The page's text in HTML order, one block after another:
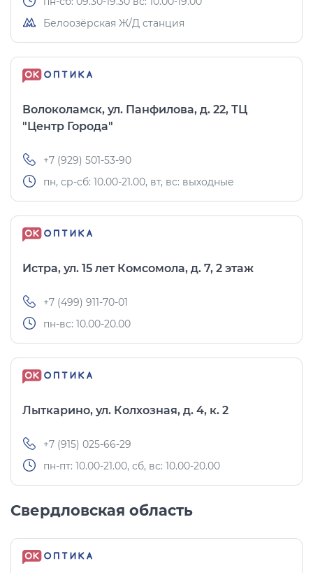
Белоозёрская Ж/Д станция
Волоколамск, ул. Панфилова, д. 22, ТЦ
"Центр Города"
+7 (929) 501-53-90
пн, ср-сб: 10.00-21.00, вт, вс: выходные
Истра, ул. 15 лет Комсомола, д. 7, 2 этаж
+7 (499) 911-70-01
пн-вс: 10.00-20.00
Лыткарино, ул. Колхозная, д. 4, к. 2
+7 (915) 025-66-29
пн-пт: 10.00-21.00, сб, вс: 10.00-20.00
Свердловская область